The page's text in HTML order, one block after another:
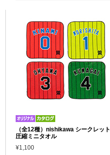
（全12種）nishikawa シークレット
圧縮ミニタオル
¥1,100